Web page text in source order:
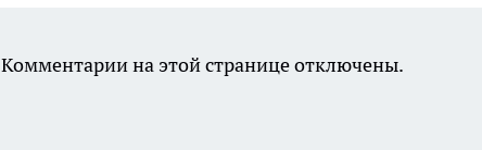
Комментарии на этой странице отключены.